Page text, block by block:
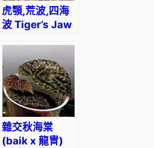
虎顎,荒波,四海
波 Tiger’s Jaw
Tigrina)
雜交秋海棠
(baik x 龍冑)